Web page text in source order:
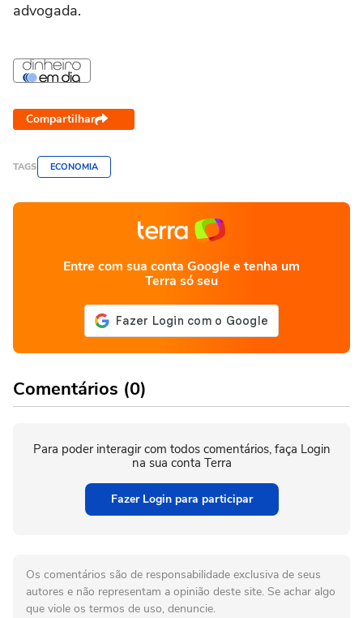
advogada.
Compartilhar
TAGS ECONOMIA
Entre com sua conta Google e tenha um
Terra só seu
Comentários (0)
Para poder interagir com todos comentários, faça Login
na sua conta Terra
Fazer Login para participar
Os comentários são de responsabilidade exclusiva de seus
autores e não representam a opinião deste site. Se achar algo
que viole os termos de uso, denuncie.